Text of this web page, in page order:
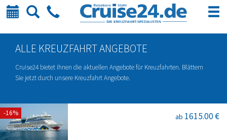
Kalender
SucheTelefon
ALLE KREUZFAHRT ANGEBOTE
Cruise24 bietet ihnen die aktuellen Angebote für Kreuzfahrten. Blättern
Sie jetzt durch unsere Kreuzfahrt Angebote.
ab 1615.00 €
-16%